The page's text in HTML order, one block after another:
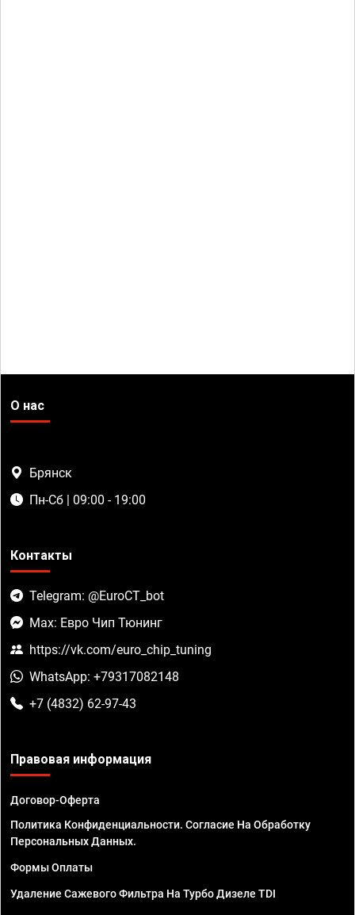
О нас
Брянск
Пн-Сб | 09:00 - 19:00
Контакты
Telegram: @EuroCT_bot
Max: Евро Чип Тюнинг
https://vk.com/euro_chip_tuning
WhatsApp: +79317082148
+7 (4832) 62-97-43
Правовая информация
Договор-Оферта
Политика Конфиденциальности. Согласие На Обработку
Персональных Данных.
Формы Оплаты
Удаление Сажевого Фильтра На Турбо Дизеле TDI